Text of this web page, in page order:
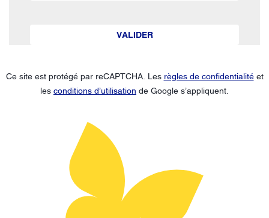
VALIDER
Ce site est protégé par reCAPTCHA. Les règles de confidentialitéet
les conditions d’utilisation de Google s’appliquent.